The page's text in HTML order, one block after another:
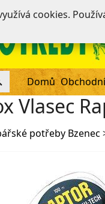
Domů
Vlasec
potřeby Bzenec
cookies.